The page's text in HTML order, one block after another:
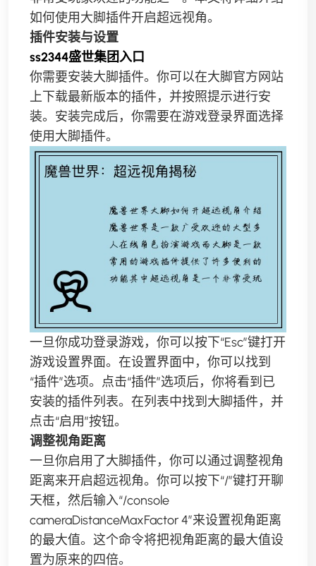
如何使用大脚插件开启超远视角。
插件安装与设置
ss2344盛世集团入口
你需要安装大脚插件。你可以在大脚官方网站
上下载最新版本的插件，并按照提示进行安
装。安装完成后，你需要在游戏登录界面选择
使用大脚插件。
一旦你成功登录游戏，你可以按下“Esc”键打开
游戏设置界面。在设置界面中，你可以找到
“插件”选项。点击“插件”选项后，你将看到已
安装的插件列表。在列表中找到大脚插件，并
点击“启用”按钮。
调整视角距离
一旦你启用了大脚插件，你可以通过调整视角
距离来开启超远视角。你可以按下“/”键打开聊
天框，然后输入“/console
cameraDistanceMaxFactor 4”来设置视角距离
的最大值。这个命令将把视角距离的最大值设
置为原来的四倍。